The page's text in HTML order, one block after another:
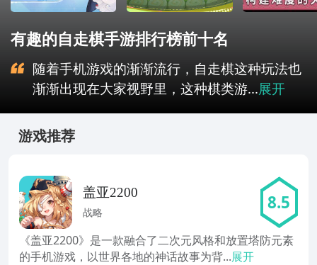
有趣的自走棋手游排行榜前十名
随着手机游戏的渐渐流行，自走棋这种玩法也
渐渐出现在大家视野里，这种棋类游...展开
游戏推荐
盖亚2200
战略 8.5
《盖亚2200》是一款融合了二次元风格和放置塔防元素
的手机游戏，以世界各地的神话故事为背...展开